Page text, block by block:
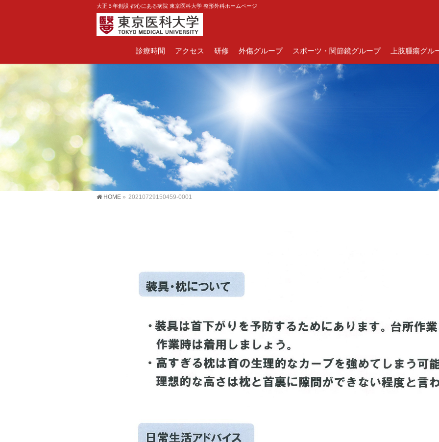
大正５年創設 都心にある病院 東京医科大学 整形外科ホームページ
診療時間 アクセス 研修 外傷グループ スポーツ・関節鏡グループ 上肢腫瘍グル
HOME » 20210729150459-0001